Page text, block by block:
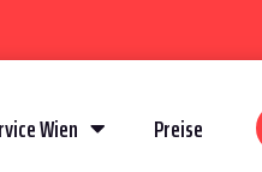
Wien Preise